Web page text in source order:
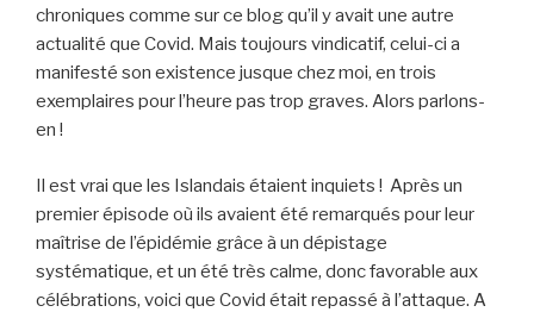
chroniques comme sur ce blog qu’il y avait une autre
actualité que Covid. Mais toujours vindicatif, celui-ci a
manifesté son existence jusque chez moi, en trois
exemplaires pour l’heure pas trop graves. Alors parlons-
en !
Il est vrai que les Islandais étaient inquiets ! Après un
premier épisode où ils avaient été remarqués pour leur
maîtrise de l’épidémie grâce à un dépistage
systématique, et un été très calme, donc favorable aux
célébrations, voici que Covid était repassé à l’attaque. A